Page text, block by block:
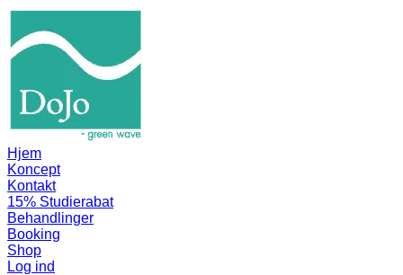
Hjem
Koncept
Kontakt
15% Studierabat
Behandlinger
Booking
Shop
Log ind